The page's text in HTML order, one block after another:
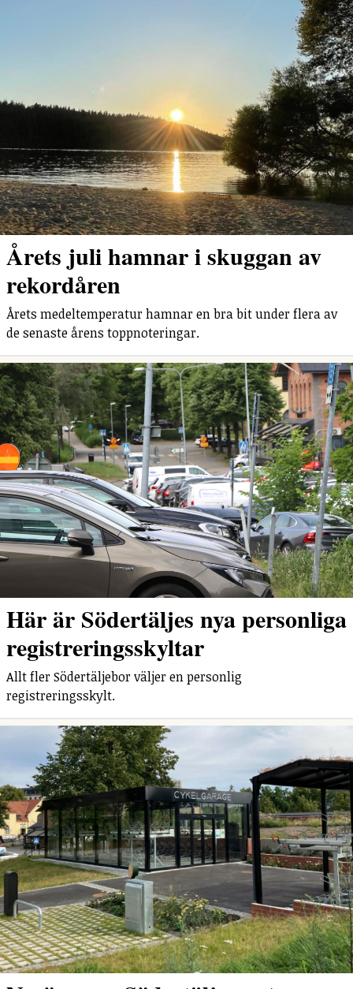
Årets juli hamnar i skuggan av
rekordåren
Årets medeltemperatur hamnar en bra bit under flera av
de senaste årens toppnoteringar.
Här är Södertäljes nya personliga
registreringsskyltar
Allt fler Södertäljebor väljer en personlig
registreringsskylt.